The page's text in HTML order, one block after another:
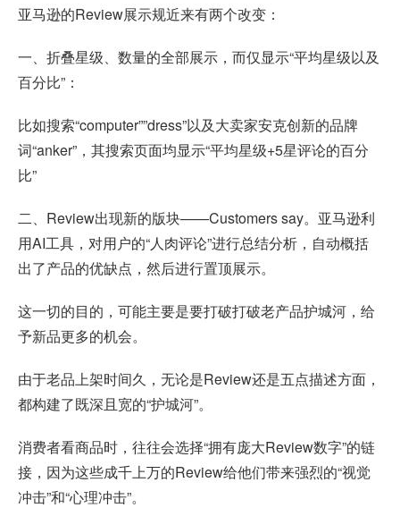
亚马逊的Review展示规近来有两个改变：
一、折叠星级、数量的全部展示，而仅显示“平均星级以及
百分比”：
比如搜索“computer””dress”以及大卖家安克创新的品牌
词“anker”，其搜索页面均显示“平均星级+5星评论的百分
比”
二、Review出现新的版块——Customers say。亚马逊利
用AI工具，对用户的“人肉评论”进行总结分析，自动概括
出了产品的优缺点，然后进行置顶展示。
这一切的目的，可能主要是要打破打破老产品护城河，给
予新品更多的机会。
由于老品上架时间久，无论是Review还是五点描述方面，
都构建了既深且宽的“护城河”。
消费者看商品时，往往会选择“拥有庞大Review数字”的链
接，因为这些成千上万的Review给他们带来强烈的“视觉
冲击”和“心理冲击”。